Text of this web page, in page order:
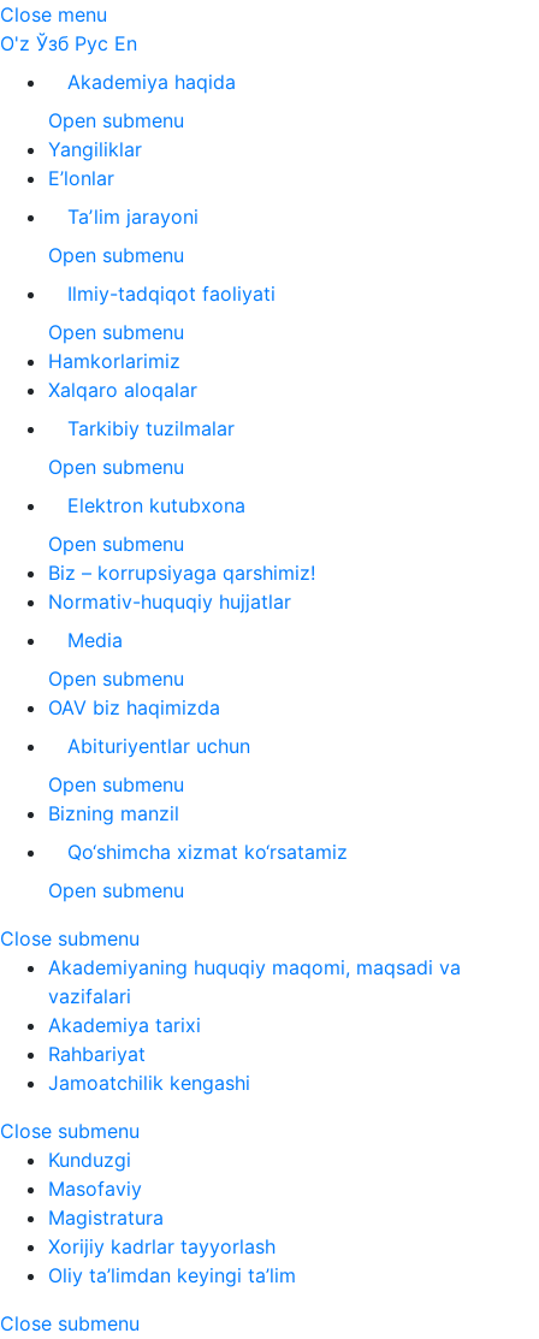
Close menu
O'z Ўзб Рус En
Akademiya haqida
Open submenu
Yangiliklar
E’lonlar
Taʼlim jarayoni
Open submenu
Ilmiy-tadqiqot faoliyati
Open submenu
Hamkorlarimiz
Xalqaro aloqalar
Tarkibiy tuzilmalar
Open submenu
Elektron kutubxona
Open submenu
Biz – korrupsiyaga qarshimiz!
Normativ-huquqiy hujjatlar
Media
Open submenu
OAV biz haqimizda
Abituriyentlar uchun
Open submenu
Bizning manzil
Qo‘shimcha xizmat ko‘rsatamiz
Open submenu
Close submenu
Akademiyaning huquqiy maqomi, maqsadi va
vazifalari
Akademiya tarixi
Rahbariyat
Jamoatchilik kengashi
Close submenu
Kunduzgi
Masofaviy
Magistratura
Xorijiy kadrlar tayyorlash
Oliy ta’limdan keyingi ta’lim
Close submenu